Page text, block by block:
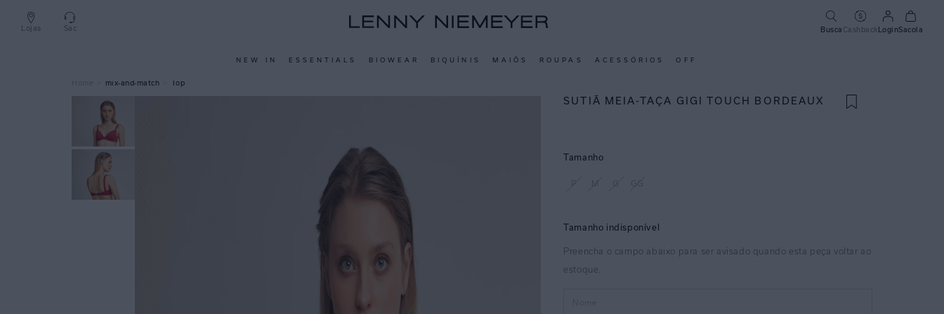
Lojas Sac Busca CashbackLoginSacola
NEW IN ESSENTIALS BIOWEAR BIQUÍNIS MAIÔS ROUPAS ACESSÓRIOS OFF
mix-and-match Top
SUTIÃ MEIA-TAÇA GIGI TOUCH BORDEAUX
Tamanho